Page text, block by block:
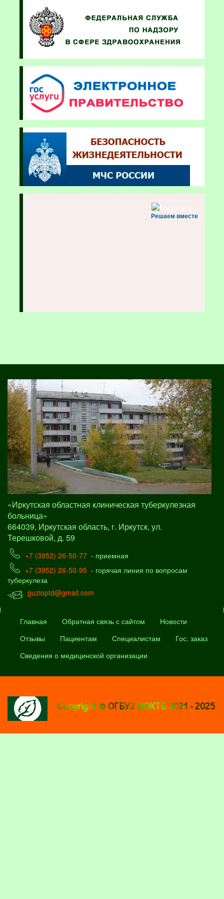
Решаем вместе
«Иркутская областная клиническая туберкулезная
больница»
664039, Иркутская область, г. Иркутск, ул.
Терешковой, д. 59
+7 (3952) 26-50-77 - приемная
+7 (3952) 26-50-95 - горячая линия по вопросам
туберкулеза
guzioptd@gmail.com
Главная Обратная связь с сайтом
Новости
Отзывы
Пациентам Специалистам
Гос. заказ
Сведения о медицинской организации
Copyright © ОГБУЗ ИОКТБ 2021 - 2025